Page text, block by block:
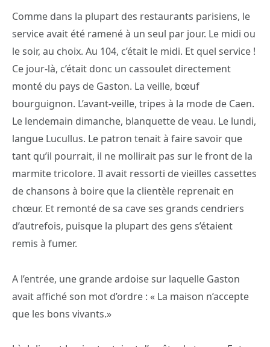
Comme dans la plupart des restaurants parisiens, le
service avait été ramené à un seul par jour. Le midi ou
le soir, au choix. Au 104, c’était le midi. Et quel service !
Ce jour-là, c’était donc un cassoulet directement
monté du pays de Gaston. La veille, bœuf
bourguignon. L’avant-veille, tripes à la mode de Caen.
Le lendemain dimanche, blanquette de veau. Le lundi,
langue Lucullus. Le patron tenait à faire savoir que
tant qu’il pourrait, il ne mollirait pas sur le front de la
marmite tricolore. Il avait ressorti de vieilles cassettes
de chansons à boire que la clientèle reprenait en
chœur. Et remonté de sa cave ses grands cendriers
d’autrefois, puisque la plupart des gens s’étaient
remis à fumer.
A l’entrée, une grande ardoise sur laquelle Gaston
avait affiché son mot d’ordre : « La maison n’accepte
que les bons vivants.»